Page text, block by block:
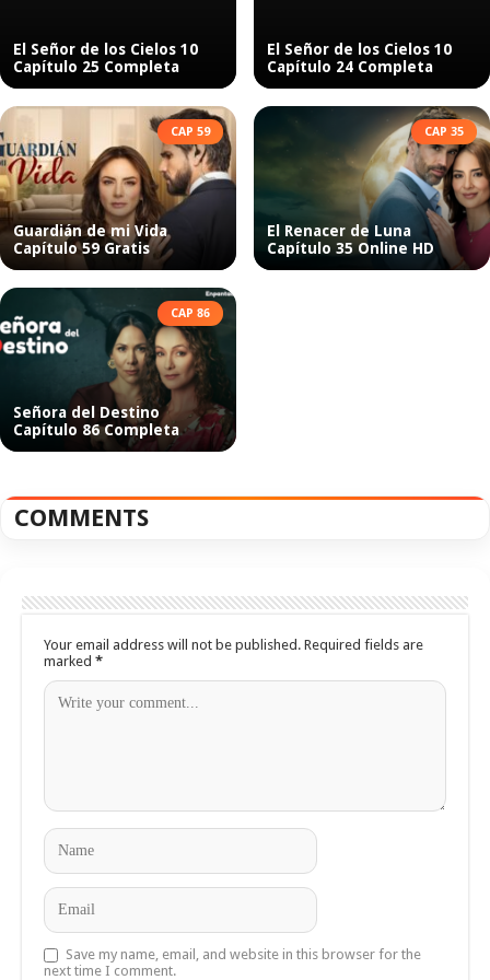
El Señor de los Cielos 10
Capítulo 25 Completa
El Señor de los Cielos 10
Capítulo 24 Completa
CAP 59
Guardián de mi Vida
Capítulo 59 Gratis
CAP 35
El Renacer de Luna
Capítulo 35 Online HD
CAP 86
Señora del Destino
Capítulo 86 Completa
COMMENTS
Your email address will not be published. Required fields are
marked *
Save my name, email, and website in this browser for the
next time I comment.